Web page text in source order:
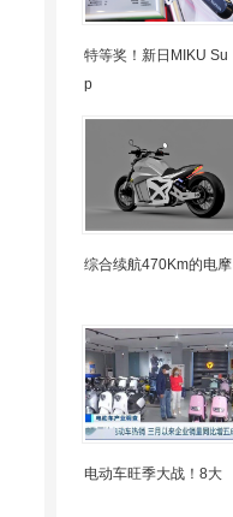
特等奖！新日MIKU Su
p
综合续航470Km的电摩
电动车旺季大战！8大